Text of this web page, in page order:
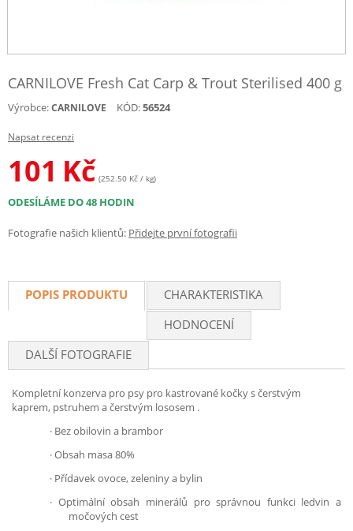
CARNILOVE Fresh Cat Carp & Trout Sterilised 400 g
Výrobce:CARNILOVE KÓD:56524
Napsat recenzi
101 Kč (252.50 Kč / kg)
ODESÍLÁME DO 48 HODIN
Fotografie našich klientů: Přidejte první fotografii
POPIS PRODUKTU
CHARAKTERISTIKA
HODNOCENÍ
DALŠÍ FOTOGRAFIE
Kompletní konzerva pro psy pro kastrované kočky s čerstvým
kaprem, pstruhem a čerstvým lososem .
· Bez obilovin a brambor
·Obsah masa 80%
· Přídavek ovoce, zeleniny a bylin
· Optimální obsah minerálů pro správnou funkci ledvin a
močových cest